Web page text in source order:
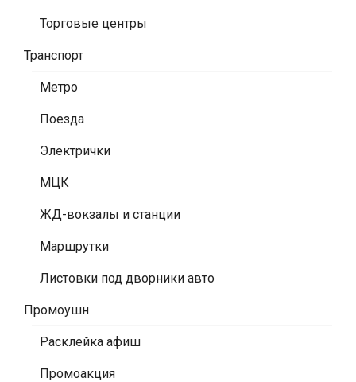
Торговые центры
Транспорт
Метро
Поезда
Электрички
МЦК
ЖД-вокзалы и станции
Маршрутки
Листовки под дворники авто
Промоушн
Расклейка афиш
Промоакция